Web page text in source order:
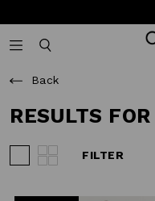
Back
RESULTS
FILTER